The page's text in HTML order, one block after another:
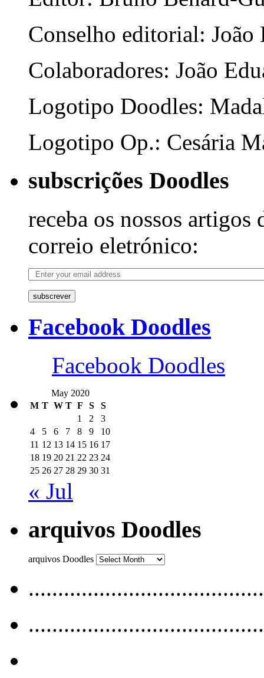
Conselho editorial: João
Colaboradores: João
Logotipo Doodles:
Logotipo Op.: Cesária
subscrições Doodles
receba os nossos artigos
correio eletrónico:
subscrever
Facebook Doodles
Facebook Doodles
May 2020
M T W T F S
S
1
2
3
4
5 6 7 8 9
10
11 12 13 14 15 16 17
18 19 20 21 22 23 24
25 26 27 28 29 30 31
« Jul
arquivos Doodles
arquivos Doodles